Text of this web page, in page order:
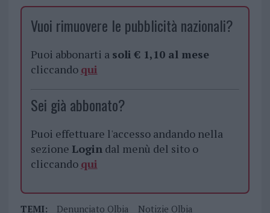
Vuoi rimuovere le pubblicità nazionali?
Puoi abbonarti a soli € 1,10 al mese
cliccando qui
Sei già abbonato?
Puoi effettuare l'accesso andando nella
sezione Logindal menù del sito o
cliccando qui
TEMI: Denunciato Olbia
Notizie Olbia